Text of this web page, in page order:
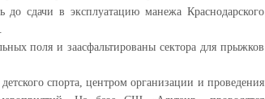
сдачи в эксплуатацию манежа Краснодарского
поля и заасфальтированы сектора для прыжков
спорта, центром организации и проведения